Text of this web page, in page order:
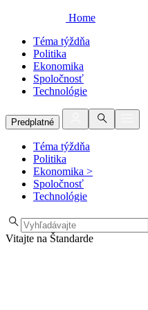
Home
Téma týždňa
Politika
Ekonomika
Spoločnosť
Technológie
Predplatné
Téma týždňa
Politika
Ekonomika >
Spoločnosť
Technológie
Vitajte na Štandarde